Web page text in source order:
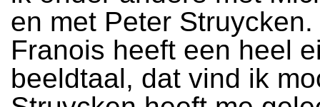
en met Peter
Franois heeft een heel
beeldtaal, dat vind ik